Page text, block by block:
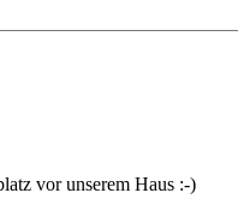
vor unserem Haus :-)